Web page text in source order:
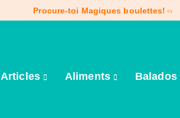
Procure-toi Magiques boulettes!
Articles Aliments Balados